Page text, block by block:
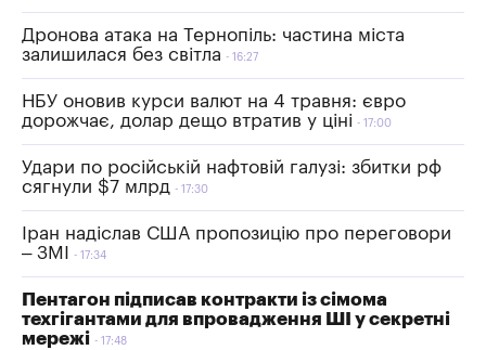
Дронова атака на Тернопіль: частина міста
залишилася без світла
16:27
НБУ оновив курси валют на 4 травня: євро
дорожчає, долар дещо втратив у ціні
17:00
Удари по російській нафтовій галузі: збитки рф
сягнули $7 млрд
17:30
Іран надіслав США пропозицію про переговори
– ЗМІ
17:34
Пентагон підписав контракти із сімома
техгігантами для впровадження ШІ у секретні
мережі
17:48